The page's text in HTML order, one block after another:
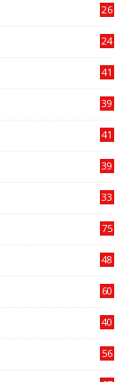
26
24
41
39
41
39
33
75
48
60
40
56